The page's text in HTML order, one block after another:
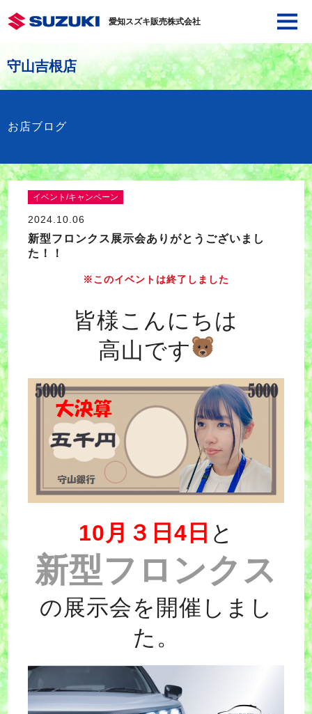
愛知スズキ販売株式会社
守山吉根店
お店ブログ
イベント/キャンペーン
2024.10.06
新型フロンクス展示会ありがとうございまし
た！！
※このイベントは終了しました
皆様こんにちは
高山です
10月３日4日 と
新型フロンクス
の展示会を開催しまし
た。